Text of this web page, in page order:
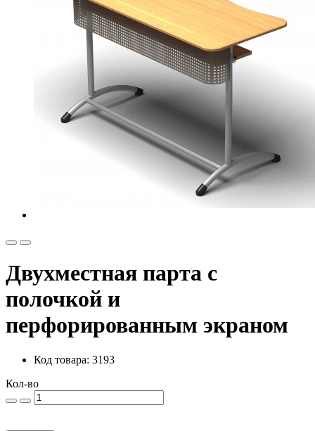
Двухместная парта с
полочкой и
перфорированным экраном
Код товара: 3193
Кол-во